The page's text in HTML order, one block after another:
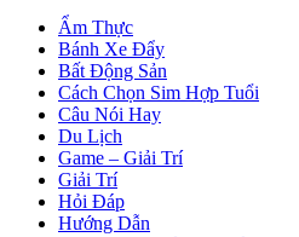
Ẩm Thực
Bánh Xe Đẩy
Bất Động Sản
Cách Chọn Sim Hợp Tuổi
Câu Nói Hay
Du Lịch
Game – Giải Trí
Giải Trí
Hỏi Đáp
Hướng Dẫn